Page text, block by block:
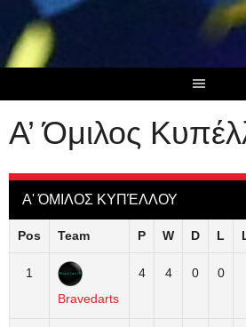
content
Α’ Όμιλος
Α' ΌΜΙΛΟΣ ΚΥΠΈΛΛΟΥ
Pos Team P W D L
1
Bravedarts
4 4 0 0